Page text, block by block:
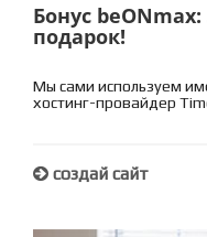
Бонус
подарок!
Мы сами используем
хостинг-провайдер
создай сайт